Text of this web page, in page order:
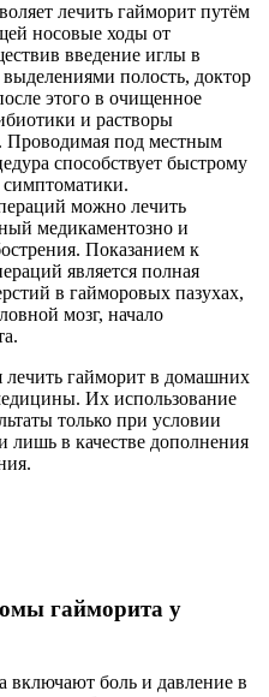
лечить гайморит путём
носовые ходы от
введение иглы в
полость, доктор
этого в очищенное
и растворы
Проводимая под местным
способствует быстрому
можно лечить
медикаментозно и
Показанием к
является полная
в гайморовых пазухах,
мозг, начало
гайморит в домашних
Их использование
только при условии
лишь в качестве дополнения
гайморита у
боль и давление в